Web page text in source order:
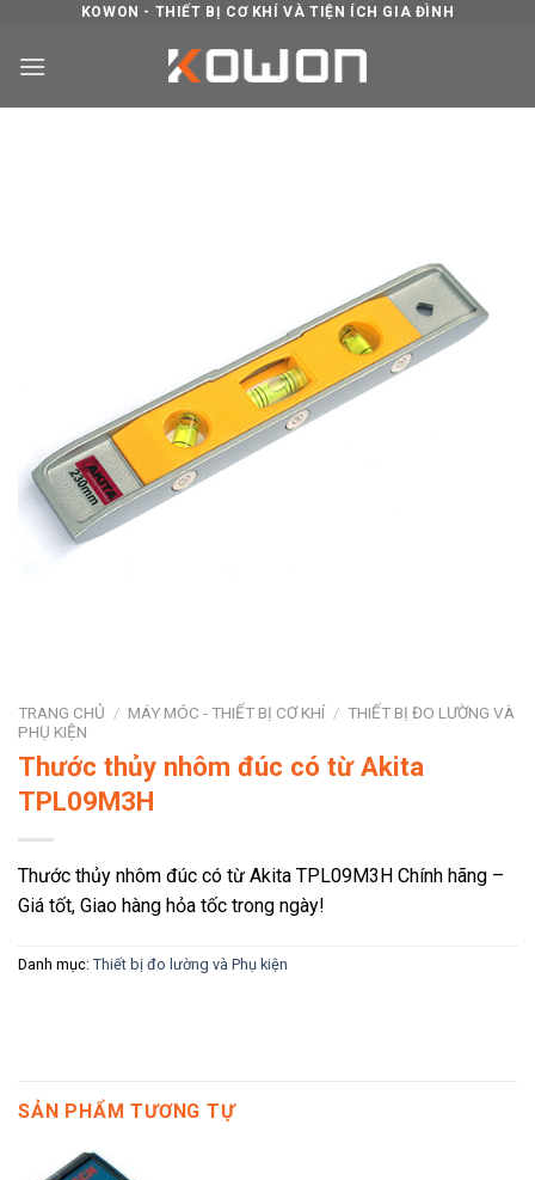
content
KOWON - THIẾT BỊ CƠ KHÍ VÀ TIỆN ÍCH GIA ĐÌNH
TRANG CHỦ / MÁY MÓC - THIẾT BỊ CƠ KHÍ / THIẾT BỊ ĐO LƯỜNG VÀ
PHỤ KIỆN
Thước thủy nhôm đúc có từ Akita
TPL09M3H
Thước thủy nhôm đúc có từ Akita TPL09M3H Chính hãng –
Giá tốt, Giao hàng hỏa tốc trong ngày!
Danh mục: Thiết bị đo lường và Phụ kiện
SẢN PHẨM TƯƠNG TỰ